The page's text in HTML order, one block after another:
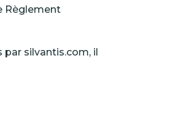
Règlement
silvantis.com, il